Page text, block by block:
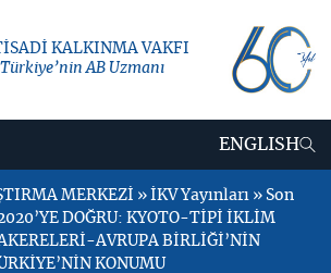
KALKINMA VAKFI
Türkiye’nin AB Uzmanı
ENGLISH
MERKEZİ » İKV Yayınları » Son
DOĞRU: KYOTO-TİPİ İKLİM
AVRUPA BİRLİĞİ’NİN
KONUMU